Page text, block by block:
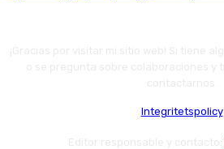
Integritetspolicy